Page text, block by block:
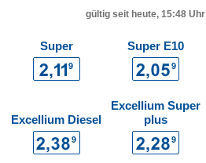
gültig seit heute, 15:48 Uhr
Super Super E10
Excellium Diesel
Excellium Super
plus